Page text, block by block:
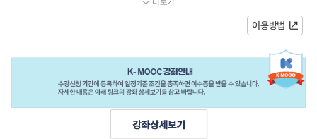
이다. 아파도 모르겠어서, 귀찮아서...
이용방법